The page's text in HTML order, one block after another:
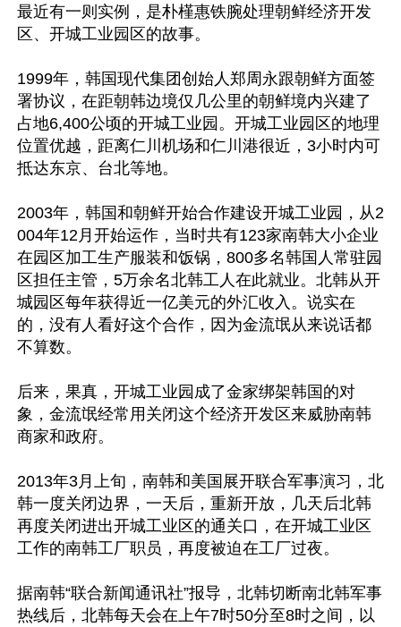
最近有一则实例，是朴槿惠铁腕处理朝鲜经济开发
区、开城工业园区的故事。
1999年，韩国现代集团创始人郑周永跟朝鲜方面签
署协议，在距朝韩边境仅几公里的朝鲜境内兴建了
占地6,400公顷的开城工业园。开城工业园区的地理
位置优越，距离仁川机场和仁川港很近，3小时内可
抵达东京、台北等地。
2003年，韩国和朝鲜开始合作建设开城工业园，从2
004年12月开始运作，当时共有123家南韩大小企业
在园区加工生产服装和饭锅，800多名韩国人常驻园
区担任主管，5万余名北韩工人在此就业。北韩从开
城园区每年获得近一亿美元的外汇收入。说实在
的，没有人看好这个合作，因为金流氓从来说话都
不算数。
后来，果真，开城工业园成了金家绑架韩国的对
象，金流氓经常用关闭这个经济开发区来威胁南韩
商家和政府。
2013年3月上旬，南韩和美国展开联合军事演习，北
韩一度关闭边界，一天后，重新开放，几天后北韩
再度关闭进出开城工业区的通关口，在开城工业区
工作的南韩工厂职员，再度被迫在工厂过夜。
据南韩“联合新闻通讯社”报导，北韩切断南北韩军事
热线后，北韩每天会在上午7时50分至8时之间，以